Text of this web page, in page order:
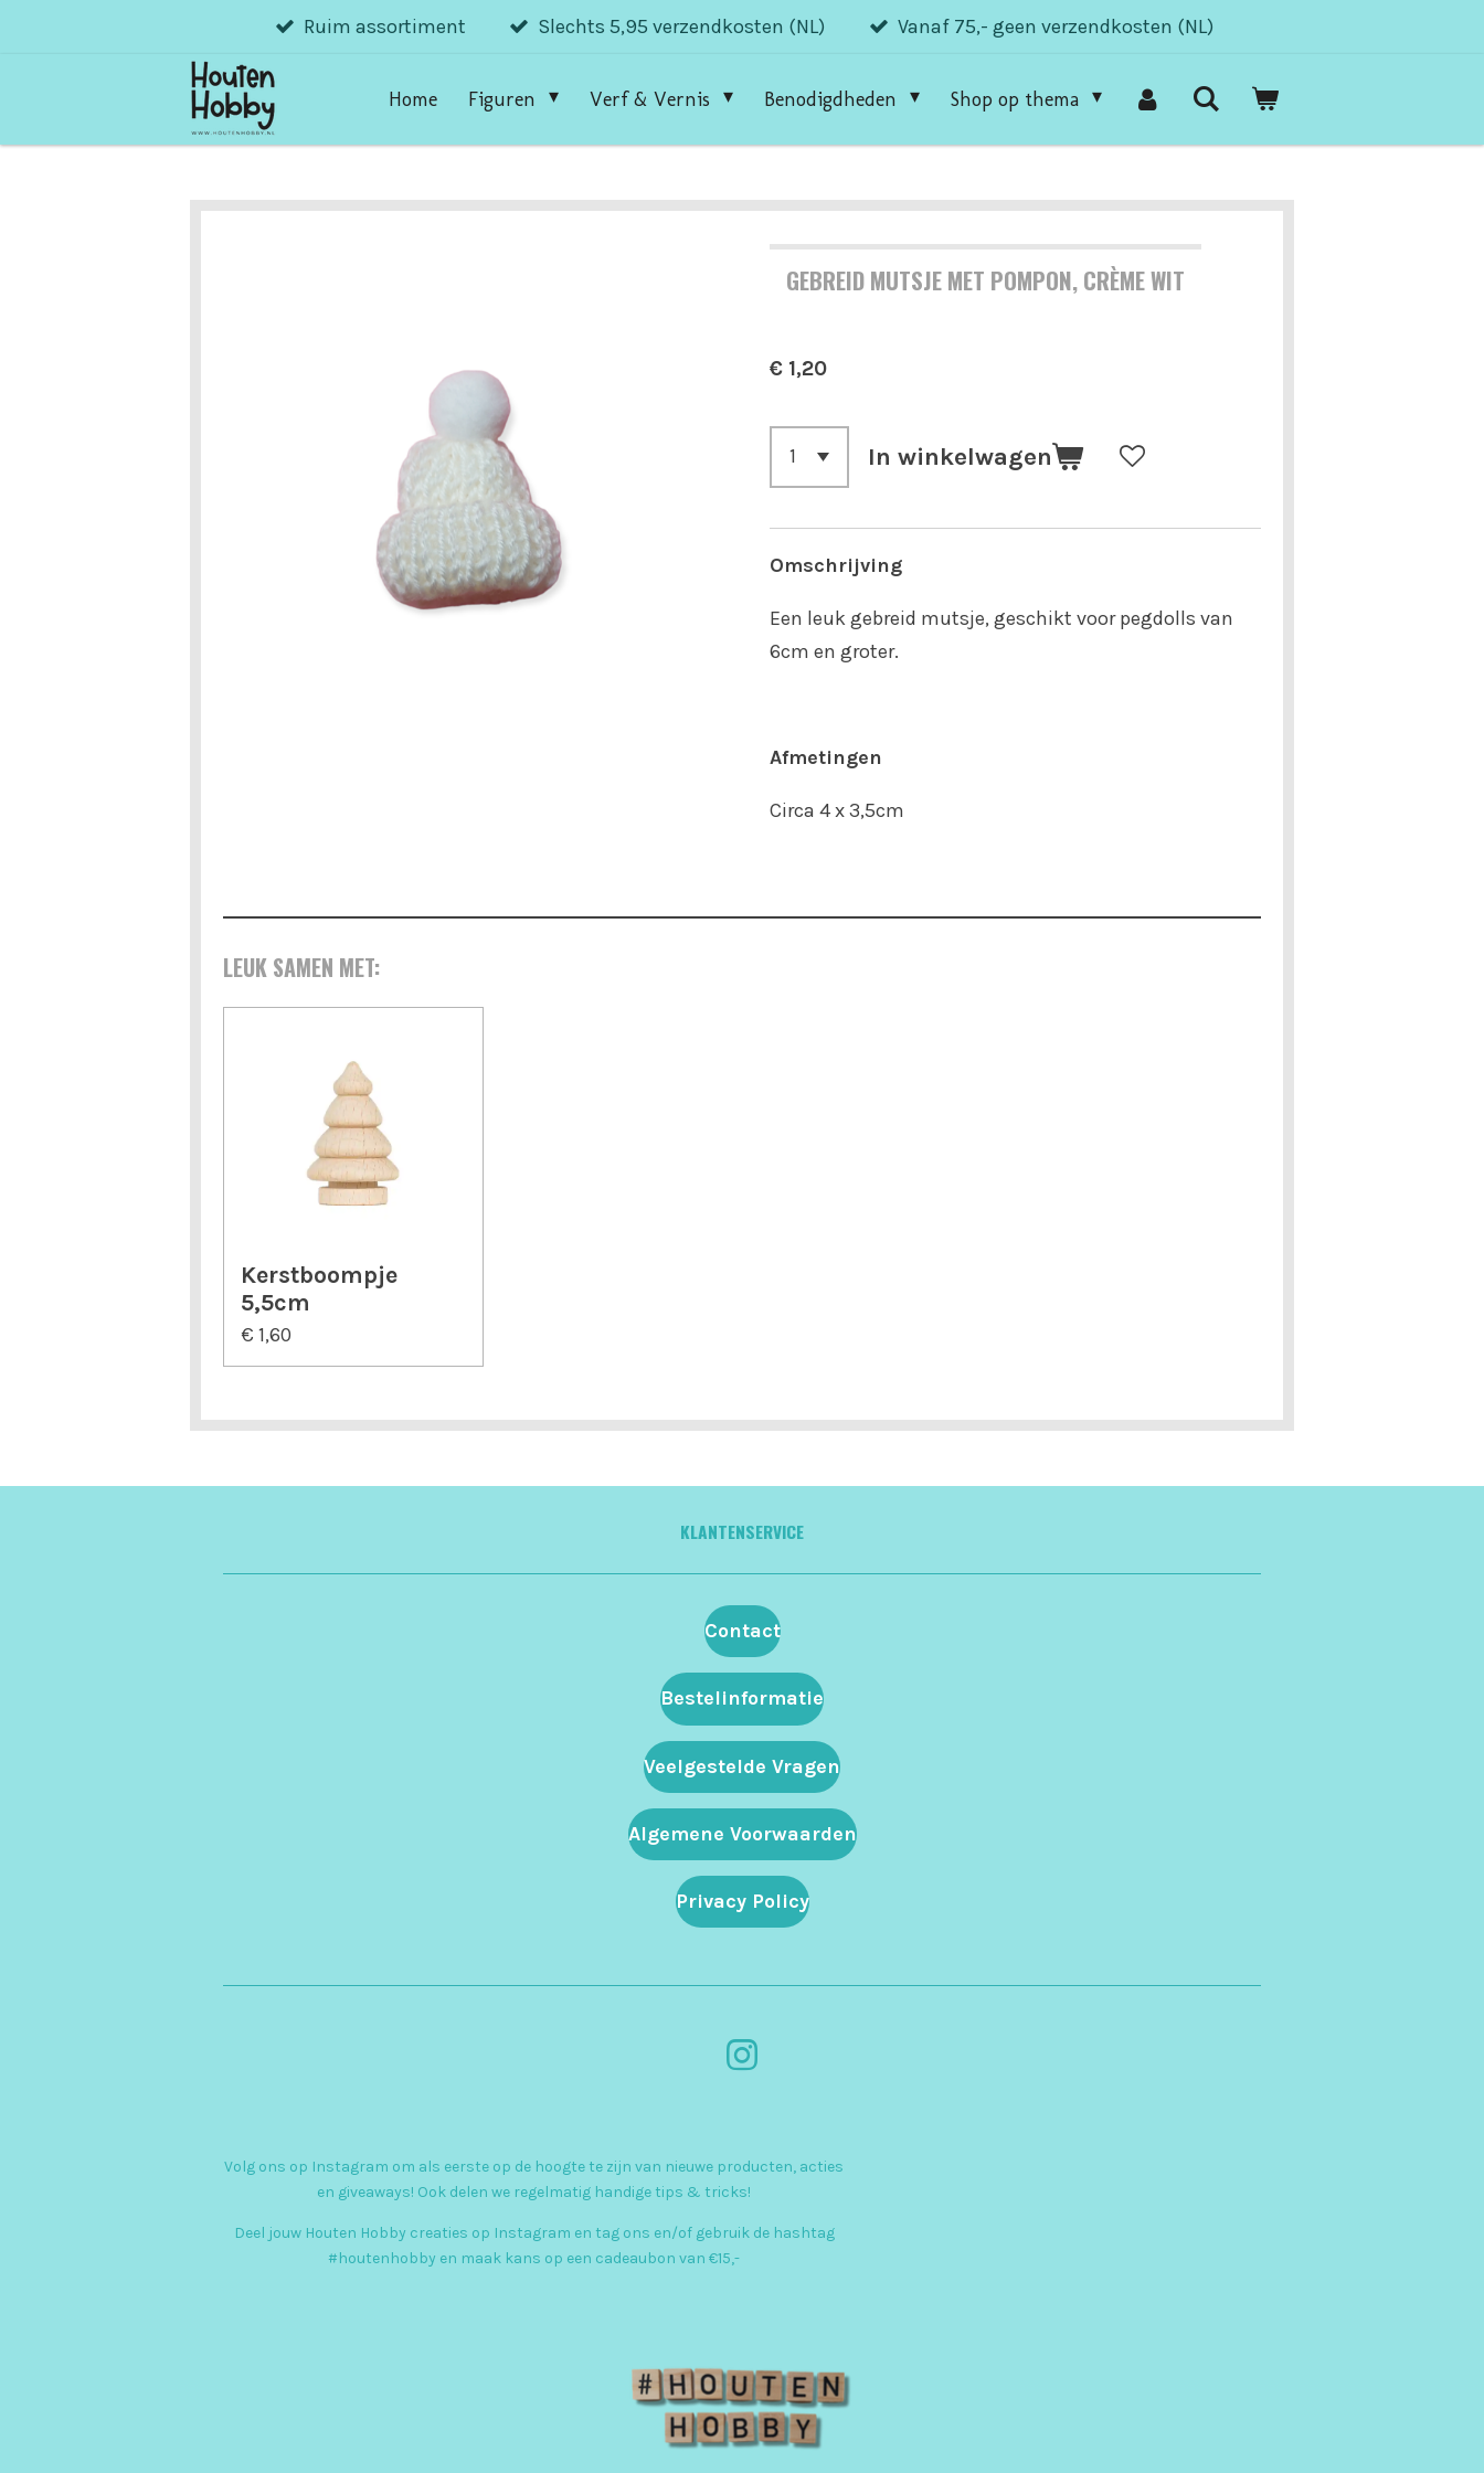
Ruim assortiment Slechts 5,95 verzendkosten (NL) Vanaf 75,- geen verzendkosten (NL)
Home Figuren Verf & Vernis Benodigdheden Shop op thema
GEBREID MUTSJE MET POMPON, CRÈME WIT
€ 1,20
In winkelwagen
Omschrijving
Een leuk gebreid mutsje, geschikt voor pegdolls van
6cm en groter.
Afmetingen
Circa 4 x 3,5cm
LEUK SAMEN MET:
Kerstboompje
5,5cm
€ 1,60
KLANTENSERVICE
Contact
Bestelinformatie
Veelgestelde Vragen
Algemene Voorwaarden
Privacy Policy
I
t
g
Volg ons op Instagram om als eerste op de hoogte te zijn van nieuwe producten, acties
en giveaways! Ook delen we regelmatig handige tips & tricks!
Deel jouw Houten Hobby creaties op Instagram en tag ons en/of gebruik de hashtag
#houtenhobby en maak kans op een cadeaubon van €15,-